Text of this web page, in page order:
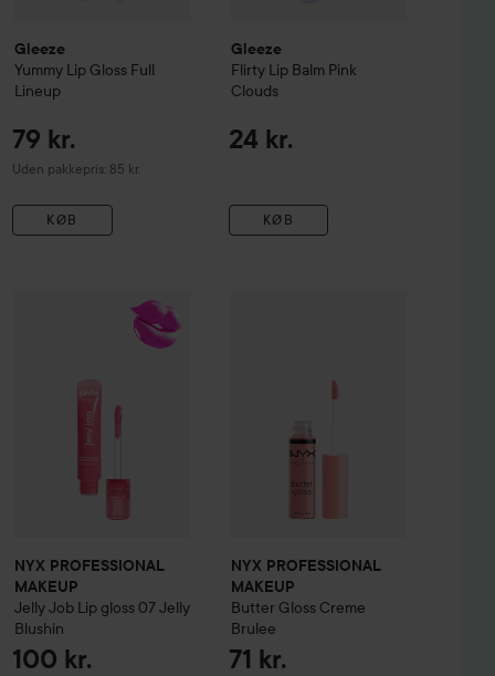
Gleeze
Yummy Lip Gloss Full
Lineup
79 kr.
Uden pakkepris: 85 kr.
KØB
Gleeze
Flirty Lip Balm Pink
Clouds
24 kr.
KØB
Shine Lip GlossSo Transparent
NYX PROFESSIONAL
MAKEUP
Jelly Job Lip gloss 07 Jelly
Blushin
100 kr.
NYX PROFESSIONAL MAKEUP
NYX PROFESSIONAL
MAKEUP
Butter Gloss Creme
Brulee
71 kr.